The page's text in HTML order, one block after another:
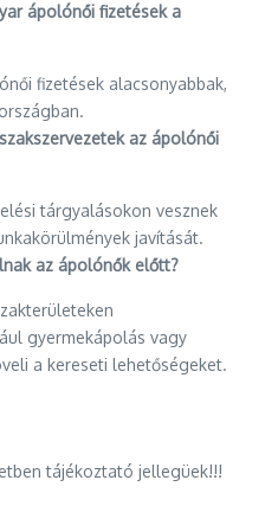
ápolónői fizetések a
fizetések alacsonyabbak,
az ápolónői
tárgyalásokon vesznek
javítását.
az ápolónők előtt?
gyermekápolás vagy
a kereseti lehetőségeket.
tájékoztató jellegüek!!!